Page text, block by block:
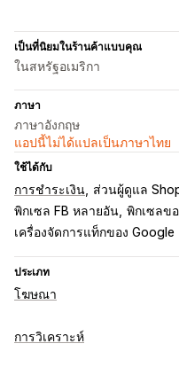
เป็นที่นิยมในร้านค้าแบบคุณ
ในสหรัฐอเมริกา
ภาษา
ภาษาอังกฤษ
แอปนี้ไม่ได้แปลเป็นภาษาไทย
ใช้ได้กับ
การชำระเงิน ส่วนผู้ดูแล
พิกเซล FB หลายอัน พิกเซลข
เครื่องจัดการแท็กของ Google
ประเภท
โฆษณา
การกำหนดเป้าหมาย
การวิเคราะห์